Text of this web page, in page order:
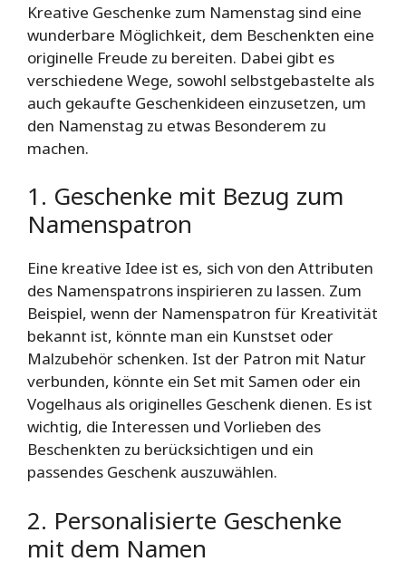
Kreative Geschenke zum Namenstag sind eine
wunderbare Möglichkeit, dem Beschenkten eine
originelle Freude zu bereiten. Dabei gibt es
verschiedene Wege, sowohl selbstgebastelte als
auch gekaufte Geschenkideen einzusetzen, um
den Namenstag zu etwas Besonderem zu
machen.
1. Geschenke mit Bezug zum
Namenspatron
Eine kreative Idee ist es, sich von den Attributen
des Namenspatrons inspirieren zu lassen. Zum
Beispiel, wenn der Namenspatron für Kreativität
bekannt ist, könnte man ein Kunstset oder
Malzubehör schenken. Ist der Patron mit Natur
verbunden, könnte ein Set mit Samen oder ein
Vogelhaus als originelles Geschenk dienen. Es ist
wichtig, die Interessen und Vorlieben des
Beschenkten zu berücksichtigen und ein
passendes Geschenk auszuwählen.
2. Personalisierte Geschenke
mit dem Namen